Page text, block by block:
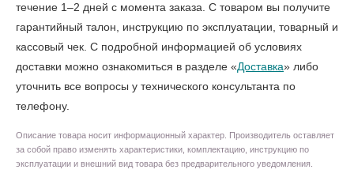
течение 1–2 дней с момента заказа. С товаром вы получите
гарантийный талон, инструкцию по эксплуатации, товарный и
кассовый чек. С подробной информацией об условиях
доставки можно ознакомиться в разделе «Доставка» либо
уточнить все вопросы у технического консультанта по
телефону.
Описание товара носит информационный характер. Производитель оставляет
за собой право изменять характеристики, комплектацию, инструкцию по
эксплуатации и внешний вид товара без предварительного уведомления.